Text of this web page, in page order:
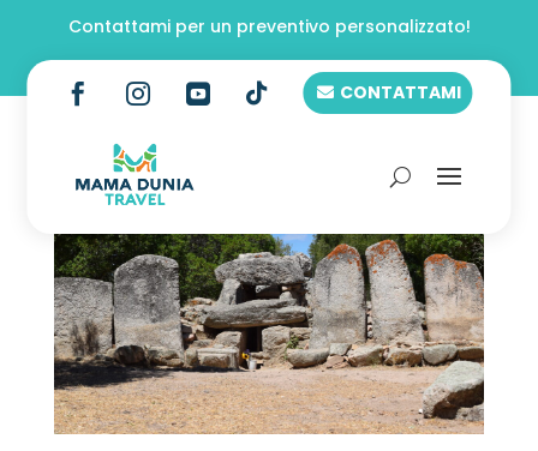
Contattami per un preventivo personalizzato!
    CONTATTAMI